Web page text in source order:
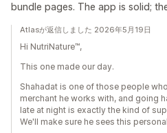
bundle pages. The app is solid;
Atlasが返信しました 2026年5月19日
Hi NutriNature™,
This one made our day.
Shahadat is one of those people
merchant he works with, and going
late at night is exactly the kind of
We'll make sure he sees this